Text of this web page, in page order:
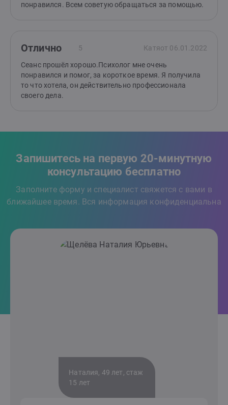
понравился. Всем советую обращаться за помощью.
Отлично 5 Катяот 06.01.2022
Сеанс прошёл хорошо.Психолог мне очень
понравился и помог, за короткое время. Я получила
то что хотела, он действительно профессионала
своего дела.
Запишитесь на первую 20-минутную
консультацию бесплатно
Заполните форму и специалист свяжется с вами в
ближайшее время. Вся информация конфиденциальна
Наталия, 49 лет, стаж
15 лет